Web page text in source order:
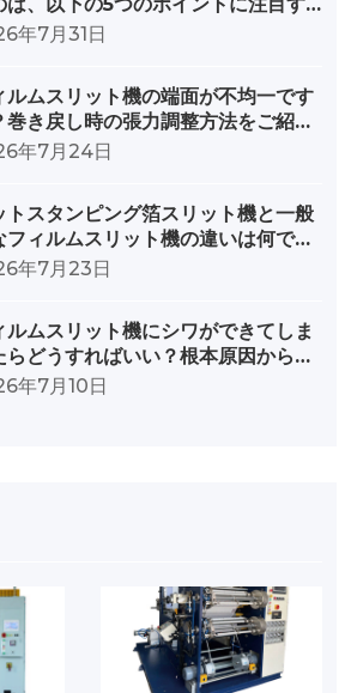
とです。
年7月31日
ルムスリット機の端面が不均一です
巻き戻し時の張力調整方法をご紹介
す。
年7月24日
トスタンピング箔スリット機と一般
フィルムスリット機の違いは何です
年7月23日
ルムスリット機にシワができてしま
らどうすればいい？根本原因から対
でを徹底分析
年7月10日